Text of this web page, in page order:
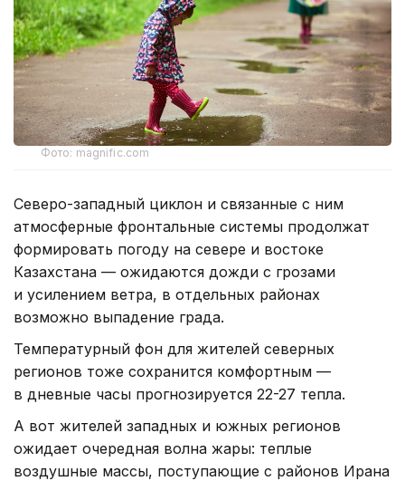
Фото: magnific.com
Северо-западный циклон и связанные с ним
атмосферные фронтальные системы продолжат
формировать погоду на севере и востоке
Казахстана — ожидаются дожди с грозами
и усилением ветра, в отдельных районах
возможно выпадение града.
Температурный фон для жителей северных
регионов тоже сохранится комфортным —
в дневные часы прогнозируется 22-27 тепла.
А вот жителей западных и южных регионов
ожидает очередная волна жары: теплые
воздушные массы, поступающие с районов Ирана